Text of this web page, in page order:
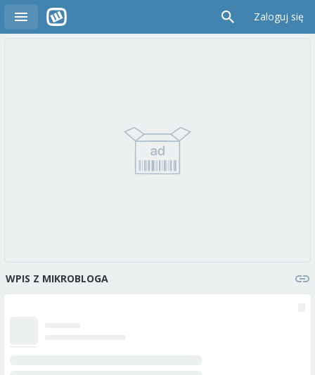
Zaloguj się
WPIS Z MIKROBLOGA